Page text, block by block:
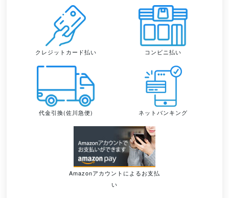
クレジットカード払い コンビニ払い
代金引換(佐川急便) ネットバンキング
Amazonアカウントによるお支払
い